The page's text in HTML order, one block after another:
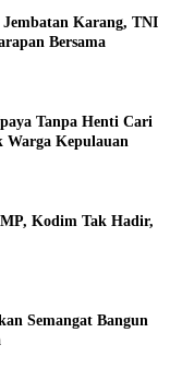
Karang, TNI
Bersama
Tanpa Henti Cari
Warga Kepulauan
Kodim Tak Hadir,
Semangat Bangun